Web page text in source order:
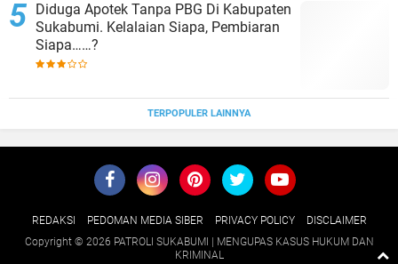
Diduga Apotek Tanpa PBG Di Kabupaten
Sukabumi. Kelalaian Siapa, Pembiaran
Siapa……?
TERPOPULER LAINNYA
REDAKSI PEDOMAN MEDIA SIBER PRIVACY POLICY
DISCLAIMER
Copyright © 2026 PATROLI SUKABUMI | MENGUPAS KASUS HUKUM DAN
KRIMINAL